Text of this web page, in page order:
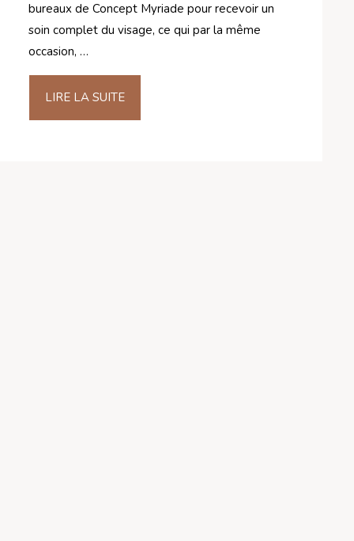
bureaux de Concept Myriade pour recevoir un
soin complet du visage, ce qui par la même
occasion, …
LIRE LA SUITE